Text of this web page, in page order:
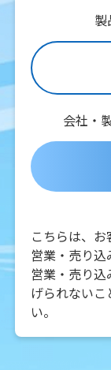
製
会社・
こちらは、お
営業・売り込
営業・売り
げられないこ
い。